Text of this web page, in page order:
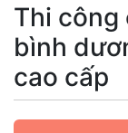
Thi công
bình
cao cấp